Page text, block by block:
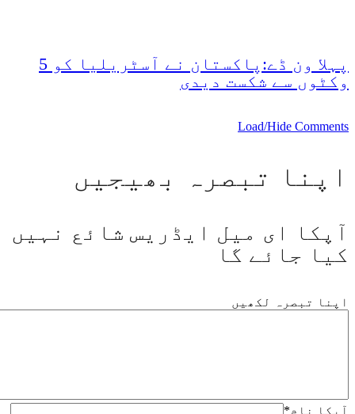
پہلا ون ڈے:پاکستان نے آسٹریلیا کو 5
وکٹوں سے شکست دیدی
Load/Hide Comments
اپنا تبصرہ بھیجیں
آپکا ای میل ایڈریس شائع نہیں
کیا جائے گا
اپنا تبصرہ لکھیں
آپکا نام*